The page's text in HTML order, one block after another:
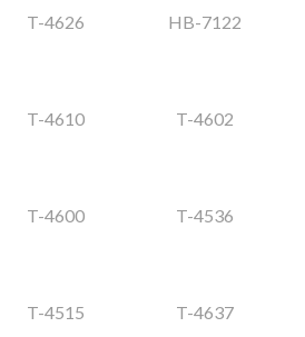
T-4626 HB-7122
T-4610 T-4602
T-4600 T-4536
T-4515 T-4637